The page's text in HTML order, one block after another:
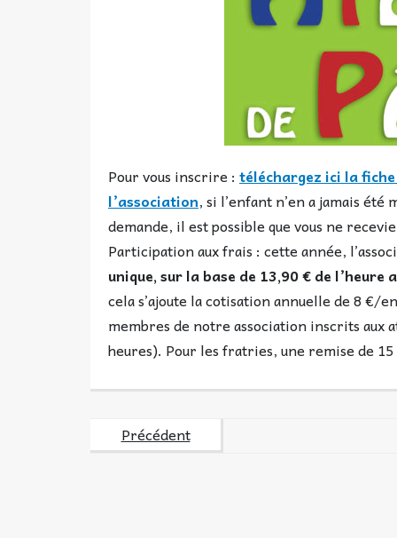
Pour vous inscrire : téléchargez ici la
l’association, si l’enfant n’en a jamais
demande, il est possible que vous ne
Participation aux frais : cette année,
unique, sur la base de 13,90 € de
cela s’ajoute la cotisation annuelle de 8 €/
membres de notre association inscrits aux
heures). Pour les fratries, une remise de
Précédent